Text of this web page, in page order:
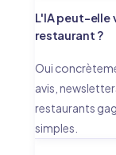
L'IA peut-elle
restaurant ?
Oui
avis,
restaurants
simples.